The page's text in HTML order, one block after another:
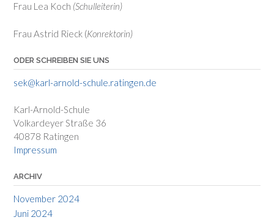
Frau Lea Koch (Schulleiterin)
Frau Astrid Rieck (Konrektorin)
ODER SCHREIBEN SIE UNS
sek@karl-arnold-schule.ratingen.de
Karl-Arnold-Schule
Volkardeyer Straße 36
40878 Ratingen
Impressum
ARCHIV
November 2024
Juni 2024